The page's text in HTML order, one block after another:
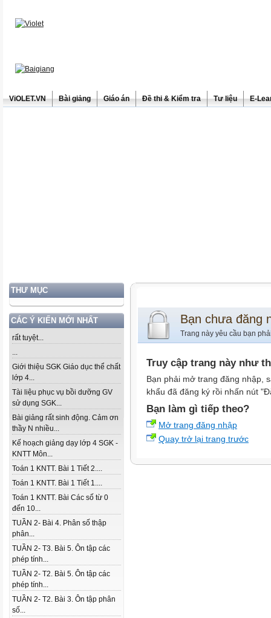
ViOLET.VN Bài giảng Giáo án Đề thi & Kiểm tra Tư liệu E-
THƯ MỤC
CÁC Ý KIẾN MỚI NHẤT
rất tuyệt...
...
Giới thiệu SGK Giáo dục thể chất
lớp 4...
Tài liệu phục vụ bồi dưỡng GV
sử dụng SGK...
Bài giảng rất sinh động. Cảm ơn
thầy N nhiều...
Kế hoạch giảng dạy lớp 4 SGK -
KNTT Môn...
Toán 1 KNTT. Bài 1 Tiết 2....
Toán 1 KNTT. Bài 1 Tiết 1....
Toán 1 KNTT. Bài Các số từ 0
đến 10...
TUẦN 2- Bài 4. Phân số thập
phân...
TUẦN 2- T3. Bài 5. Ôn tập các
phép tính...
TUẦN 2- T2. Bài 5. Ôn tập các
phép tính...
TUẦN 2- T2. Bài 3. Ôn tập phân
số...
Bạn chưa đăng
Trang này yêu cầu bạn
Truy cập trang này như
Bạn phải mở trang đăng nhập,
khẩu đã đăng ký rồi nhấn nút
Bạn làm gì tiếp theo?
Mở trang đăng nhập
Quay trở lại trang trước